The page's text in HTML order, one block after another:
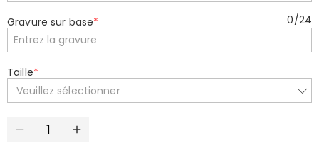
Gravure sur base* 0/24
Taille*
Veuillez sélectionner